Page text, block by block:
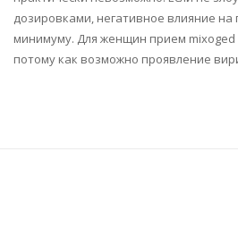
дозировками, негативное влияние на
минимуму. Для женщин прием
потому как возможно проявление